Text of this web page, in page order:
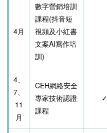
4月
數字營銷培訓
課程(抖音短
視頻及小紅書
文案AI寫作培
訓)
4、
7、
11
月
CEH網絡安全
專家技術認證
課程
✓